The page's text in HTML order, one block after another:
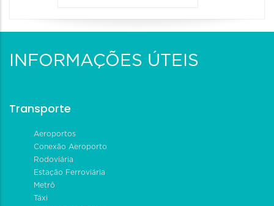
INFORMAÇÕES ÚTEIS
Transporte
Aeroportos
Conexão Aeroporto
Rodoviária
Estação Ferroviária
Metrô
Táxi